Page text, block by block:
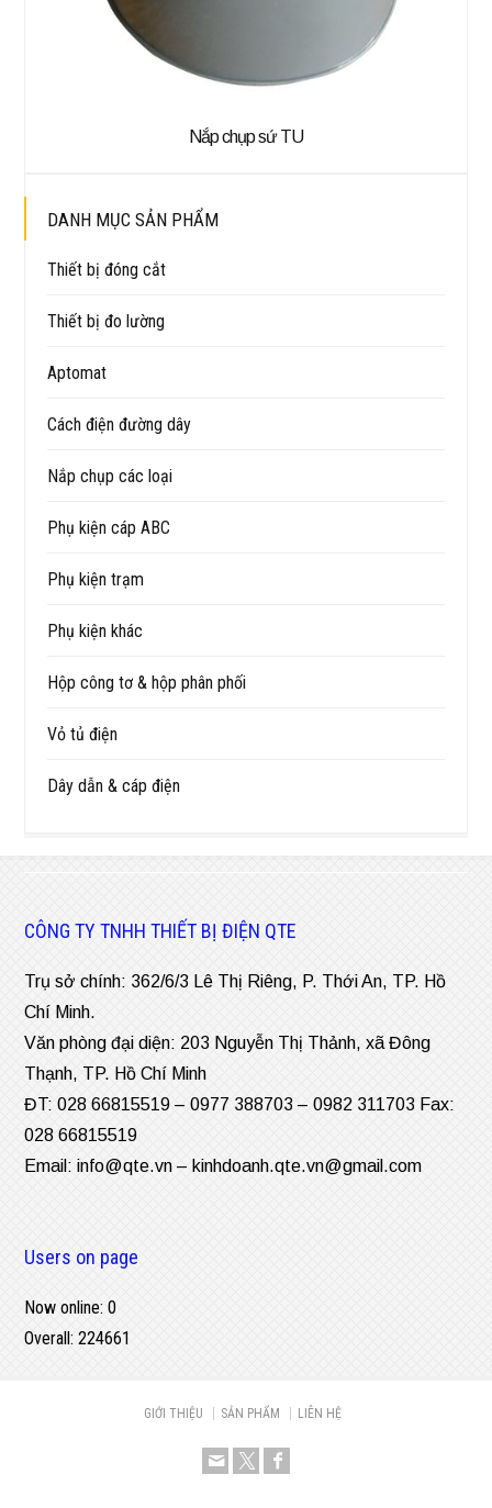
Nắp chụp sứ TU
DANH MỤC SẢN PHẨM
Thiết bị đóng cắt
Thiết bị đo lường
Aptomat
Cách điện đường dây
Nắp chụp các loại
Phụ kiện cáp ABC
Phụ kiện trạm
Phụ kiện khác
Hộp công tơ & hộp phân phối
Vỏ tủ điện
Dây dẫn & cáp điện
CÔNG TY TNHH THIẾT BỊ ĐIỆN QTE
Trụ sở chính: 362/6/3 Lê Thị Riêng, P. Thới An, TP. Hồ
Chí Minh.
Văn phòng đại diện: 203 Nguyễn Thị Thảnh, xã Đông
Thạnh, TP. Hồ Chí Minh
ĐT: 028 66815519 – 0977 388703 – 0982 311703 Fax:
028 66815519
Email:info@qte.vn –kinhdoanh.qte.vn@gmail.com
Users on page
Now online: 0
Overall: 224661
GIỚI THIỆU SẢN PHẨM LIÊN HỆ